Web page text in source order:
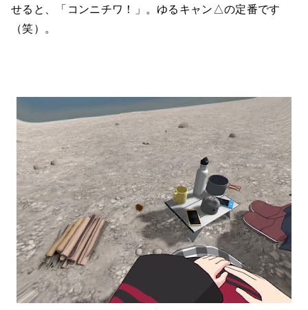
せると、「コンニチワ！」。ゆるキャン△の定番です
（笑）。